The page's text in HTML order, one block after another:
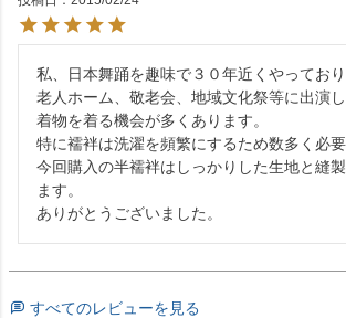
私、日本舞踊を趣味で３０年近くやってお
老人ホーム、敬老会、地域文化祭等に出演
着物を着る機会が多くあります。
特に襦袢は洗濯を頻繁にするため数多く必要
今回購入の半襦袢はしっかりした生地と縫
ます。
ありがとうございました。
すべてのレビューを見る